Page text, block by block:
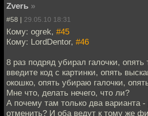
Zverь »
#58 | 29.05.10 18:31
Кому: ogrek, #45
Кому: LordDentor, #46
8 раз подряд убирал галочки, опять
введите код с картинки, опять
окошко, опять убираю галочки,
Мне что, делать нечего, что ли?
А почему там только два варианта
отменить? И оба ведут к тому же